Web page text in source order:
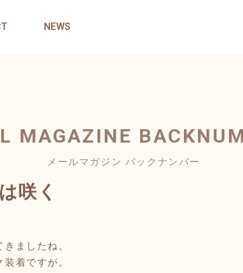
NEWS
MAGAZINE
メールマガジン バックナンバー
咲く
ましたね。
着ですが。